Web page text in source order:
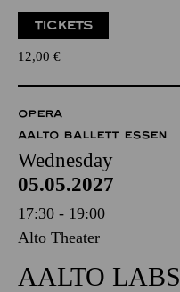
TICKETS
12,00 €
OPERA
AALTO BALLETT ESSEN
Wednesday
05.05.2027
17:30 - 19:00
Alto Theater
AALTO LABS